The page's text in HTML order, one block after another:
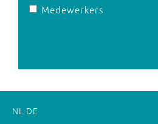
Medewerkers
NL DE